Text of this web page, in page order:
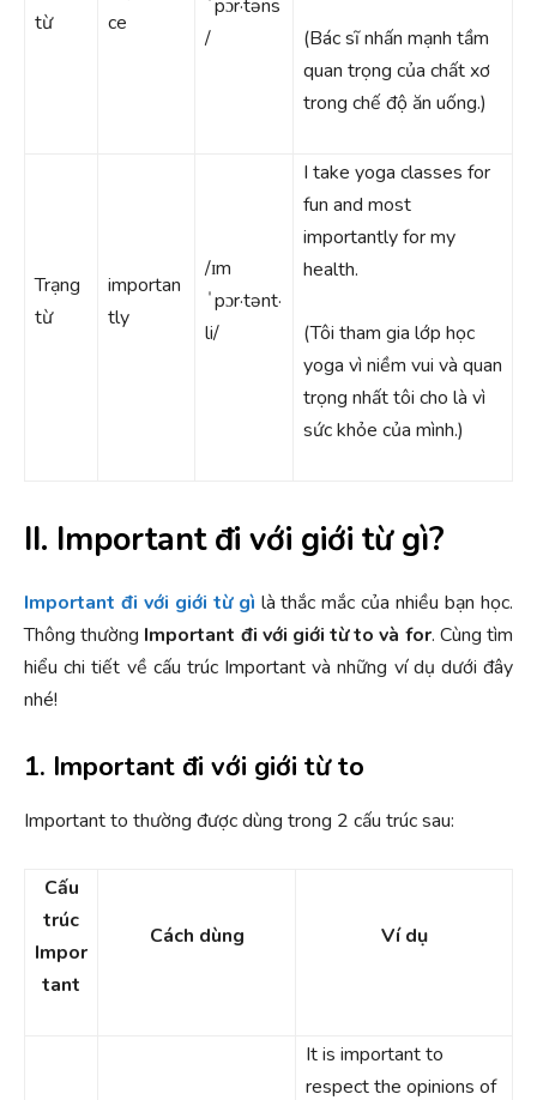
từ
ce
ˈpɔr·təns
/
(Bác sĩ nhấn mạnh tầm
quan trọng của chất xơ
trong chế độ ăn uống.)
Trạng
từ
importan
tly
/ɪm
ˈpɔr·tənt·
li/
I take yoga classes for
fun and most
importantly for my
health.
(Tôi tham gia lớp học
yoga vì niềm vui và quan
trọng nhất tôi cho là vì
sức khỏe của mình.)
II. Important đi với giới từ gì?
Important đi với giới từ gì là thắc mắc của nhiều bạn học.
Thông thường Important đi với giới từ to và for. Cùng tìm
hiểu chi tiết về cấu trúc Important và những ví dụ dưới đây
nhé!
1. Important đi với giới từ to
Important to thường được dùng trong 2 cấu trúc sau:
Cấu
trúc
Impor
tant
Cách dùng Ví dụ
It is important to
respect the opinions of